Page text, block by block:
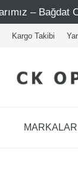
Caddesi 1 -
Kargo Takibi
MARKALAR